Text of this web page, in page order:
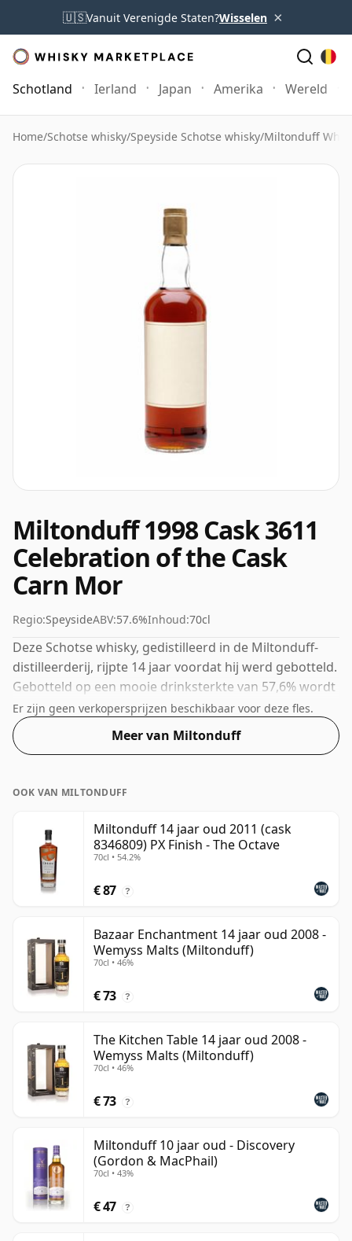
🇺🇸Vanuit Verenigde Staten?Wisselen ×
Schotland Ierland Japan Amerika Wereld
Home/Schotse whisky/Speyside Schotse whisky/Miltonduff
Miltonduff 1998 Cask 3611
Celebration of the Cask
Carn Mor
Regio:SpeysideABV:57.6%Inhoud:70cl
Deze Schotse whisky, gedistilleerd in de Miltonduff-
distilleerderij, rijpte 14 jaar voordat hij werd gebotteld.
Gebotteld op een mooie drinksterkte van 57,6% wordt
deze whisky geleverd in een fles van 70cl.
Er zijn geen verkopersprijzen beschikbaar voor deze fles.
Meer van Miltonduff
OOK VAN MILTONDUFF
Miltonduff 14 jaar oud 2011 (cask
8346809) PX Finish - The Octave
70cl • 54.2%
€ 87 ?
Bazaar Enchantment 14 jaar oud 2008 -
Wemyss Malts (Miltonduff)
70cl • 46%
€ 73 ?
The Kitchen Table 14 jaar oud 2008 -
Wemyss Malts (Miltonduff)
70cl • 46%
€ 73 ?
Miltonduff 10 jaar oud - Discovery
(Gordon & MacPhail)
70cl • 43%
€ 47 ?